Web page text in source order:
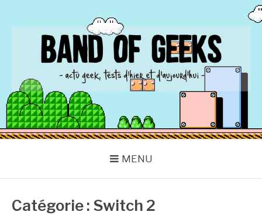
BAND OF GEEKS
Actu Geek d'hier et d'aujourd'hui
MENU
Catégorie : Switch 2